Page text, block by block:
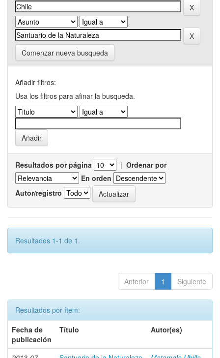
Comenzar nueva busqueda
Añadir filtros:
Usa los filtros para afinar la busqueda.
Resultados por página | Ordenar por
En orden
Autor/registro
Resultados 1-1 de 1.
Anterior 1 Siguiente
Resultados por ítem:
Fecha de
publicación
Título Autor(es)